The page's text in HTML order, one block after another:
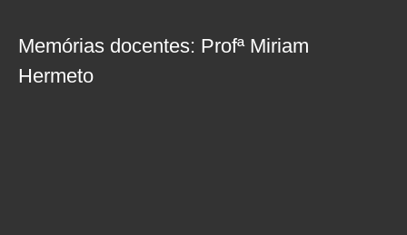
Memórias docentes: Profª Miriam
Hermeto